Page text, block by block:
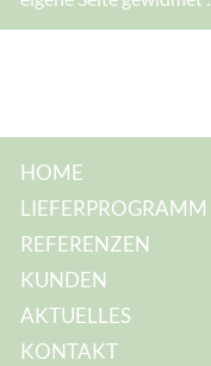
M
:
HOME
LIEFERPROGRAMM
REFERENZEN
KUNDEN
AKTUELLES
KONTAKT